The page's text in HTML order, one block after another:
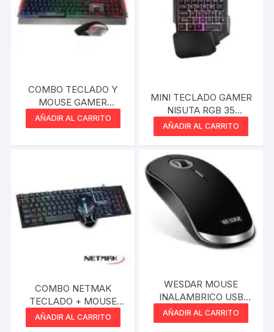
COMBO TECLADO Y
MOUSE GAMER
SANTECH GAMER
AÑADIR AL CARRITO
MINI TECLADO GAMER
NISUTA RGB 35
TECLAS
AÑADIR AL CARRITO
COMBO NETMAK
TECLADO + MOUSE
GAMER
RETROILUMINADOS
AÑADIR AL CARRITO
WESDAR MOUSE
INALAMBRICO USB
WD-V1
AÑADIR AL CARRITO